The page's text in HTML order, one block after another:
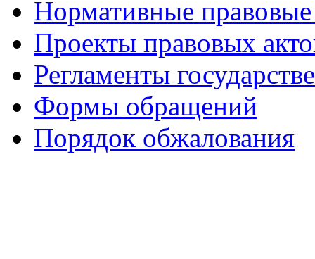
Нормативные
Проекты правовых
Регламенты
Формы обращений
Порядок обжалования